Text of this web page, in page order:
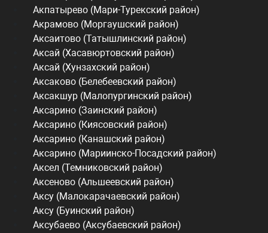
Акпатырево (Мари-Турекский район)
Акрамово (Моргаушский район)
Аксаитово (Татышлинский район)
Аксай (Хасавюртовский район)
Аксай (Хунзахский район)
Аксаково (Белебеевский район)
Аксакшур (Малопургинский район)
Аксарино (Заинский район)
Аксарино (Киясовский район)
Аксарино (Канашский район)
Аксарино (Мариинско-Посадский район)
Аксел (Темниковский район)
Аксеново (Альшеевский район)
Аксу (Малокарачаевский район)
Аксу (Буинский район)
Аксубаево (Аксубаевский район)